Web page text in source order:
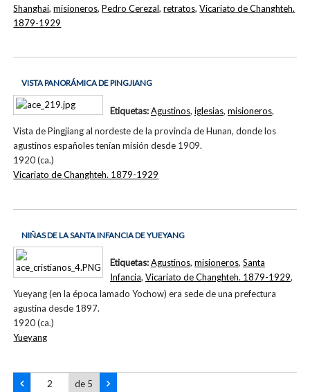
Shanghai,misioneros,Pedro Cerezal,retratos,Vicariato de Changhteh.
1879-1929
VISTA PANORÁMICA DE PINGJIANG
Vista de Pingjiang al nordeste de la provincia de Hunan, donde los
agustinos españoles tenían misión desde 1909.
1920 (ca.)
Etiquetas:Agustinos, iglesias, misioneros,
Vicariato de Changhteh. 1879-1929
NIÑAS DE LA SANTA INFANCIA DE YUEYANG
Yueyang (en la época lamado Yochow) era sede de una prefectura
agustina desde 1897.
1920 (ca.)
Etiquetas:Agustinos, misioneros, Santa
Infancia, Vicariato de Changhteh. 1879-1929,
Yueyang
de 5